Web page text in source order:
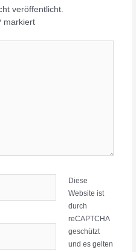
veröffentlicht.
markiert
Diese
Website ist
durch
reCAPTCHA
geschützt
und es gelten